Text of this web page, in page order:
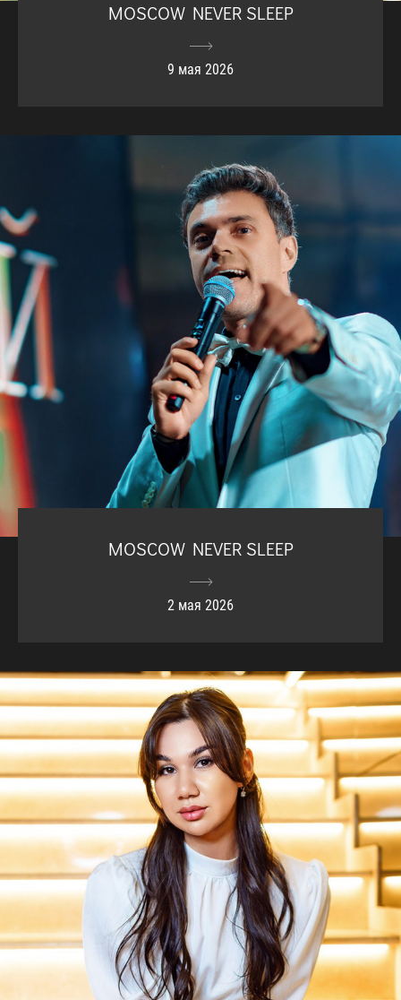
MOSCOW NEVER SLEEP
9 мая 2026
MOSCOW NEVER SLEEP
2 мая 2026